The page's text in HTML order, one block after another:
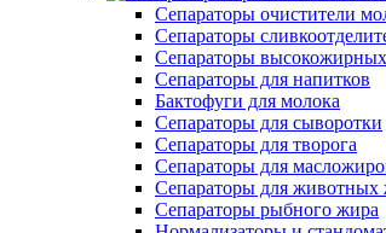
Сепараторы очистители
Сепараторы
Сепараторы
Сепараторы для напитков
Бактофуги для молока
Сепараторы для сыворотки
Сепараторы для творога
Сепараторы для
Сепараторы для животных
Сепараторы рыбного жира